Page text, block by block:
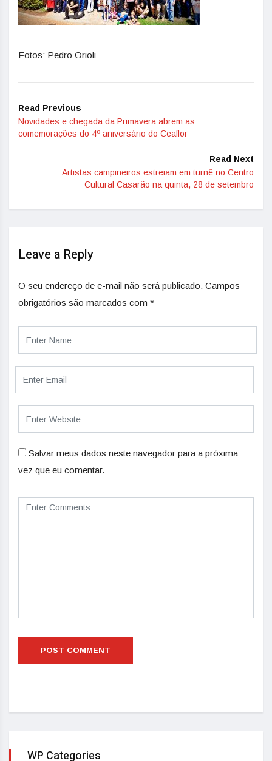
Fotos: Pedro Orioli
Read Previous
Novidades e chegada da Primavera abrem as
comemorações do 4º aniversário do Ceaflor
Read Next
Artistas campineiros estreiam em turnê no Centro
Cultural Casarão na quinta, 28 de setembro
Leave a Reply
O seu endereço de e-mail não será publicado. Campos
obrigatórios são marcados com *
Salvar meus dados neste navegador para a próxima
vez que eu comentar.
WP Categories